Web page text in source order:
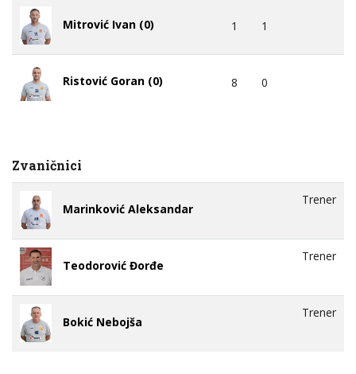
Mitrović Ivan (0) 1 1
Ristović Goran (0) 8 0
Zvaničnici
Marinković Aleksandar
Trener
Teodorović Đorđe
Trener
Bokić Nebojša
Trener